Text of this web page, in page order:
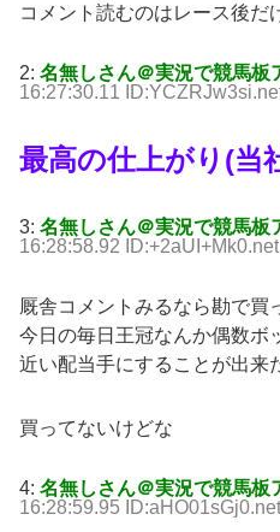
コメント読むのはレース後だ
2: 名無しさん＠実況で競馬板
16:27:30.11
最高の仕上がり(当
3: 名無しさん＠実況で競馬板
16:28:58.92 ID:+2aUI+Mk0.net
厩舎コメントみるなら勘で買
今日の毎日王冠なんか偶数ボ
近い配当手にすることが出来
買ってないけどな
4: 名無しさん＠実況で競馬板
16:28:59.95 ID:aHO01sGj0.net